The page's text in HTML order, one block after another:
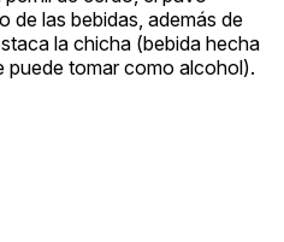
de las bebidas, además de
la chicha (bebida hecha
puede tomar como alcohol).